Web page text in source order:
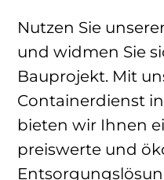
Nutzen Sie
und widmen Sie
Bauprojekt. Mit
Containerdienst
bieten wir Ihnen
preiswerte und